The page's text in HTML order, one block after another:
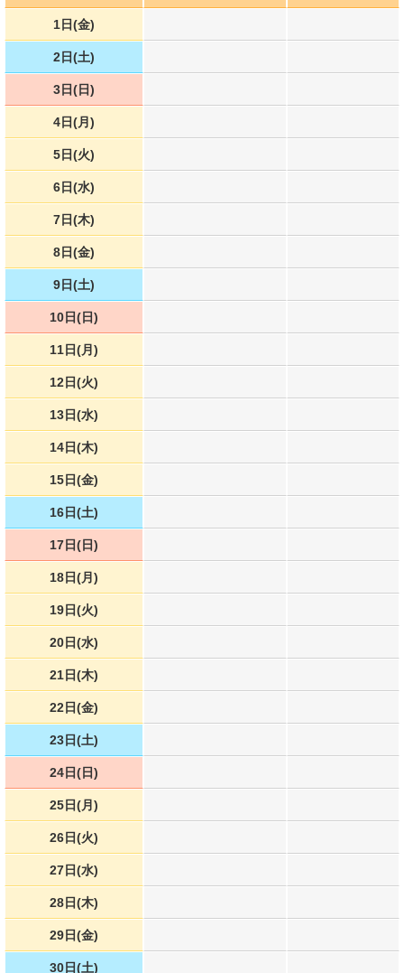
1日(金)
2日(土)
3日(日)
4日(月)
5日(火)
6日(水)
7日(木)
8日(金)
9日(土)
10日(日)
11日(月)
12日(火)
13日(水)
14日(木)
15日(金)
16日(土)
17日(日)
18日(月)
19日(火)
20日(水)
21日(木)
22日(金)
23日(土)
24日(日)
25日(月)
26日(火)
27日(水)
28日(木)
29日(金)
30日(土)